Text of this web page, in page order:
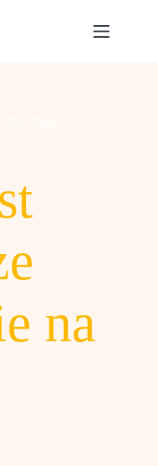
na